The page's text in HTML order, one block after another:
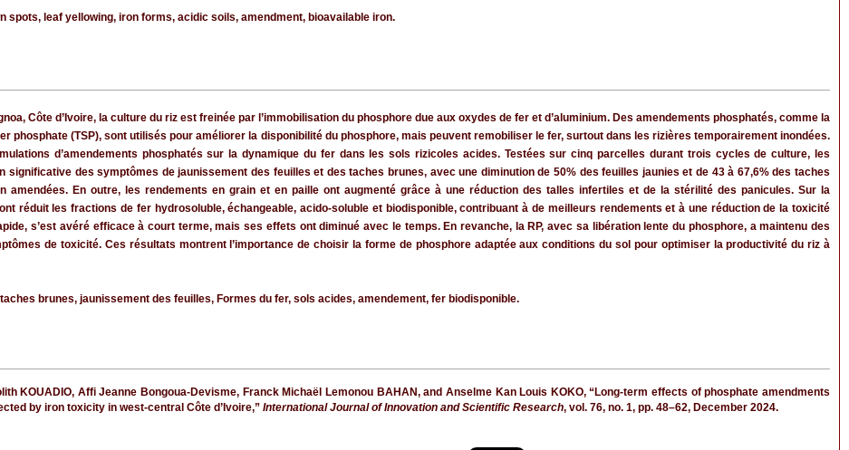
spots, leaf yellowing, iron forms, acidic soils, amendment, bioavailable iron.
Côte d’Ivoire, la culture du riz est freinée par l’immobilisation du phosphore due aux oxydes de fer et d’aluminium. Des amendements phosphatés, comme la
phosphate (TSP), sont utilisés pour améliorer la disponibilité du phosphore, mais peuvent remobiliser le fer, surtout dans les rizières temporairement inondées.
d’amendements phosphatés sur la dynamique du fer dans les sols rizicoles acides. Testées sur cinq parcelles durant trois cycles de culture, les
significative des symptômes de jaunissement des feuilles et des taches brunes, avec une diminution de 50% des feuilles jaunies et de 43 à 67,6% des taches
amendées. En outre, les rendements en grain et en paille ont augmenté grâce à une réduction des talles infertiles et de la stérilité des panicules. Sur la
réduit les fractions de fer hydrosoluble, échangeable, acido-soluble et biodisponible, contribuant à de meilleurs rendements et à une réduction de la toxicité
s’est avéré efficace à court terme, mais ses effets ont diminué avec le temps. En revanche, la RP, avec sa libération lente du phosphore, a maintenu des
de toxicité. Ces résultats montrent l’importance de choisir la forme de phosphore adaptée aux conditions du sol pour optimiser la productivité du riz à
brunes, jaunissement des feuilles, Formes du fer, sols acides, amendement, fer biodisponible.
KOUADIO, Affi Jeanne Bongoua-Devisme, Franck Michaël Lemonou BAHAN, and Anselme Kan Louis KOKO, “Long-term effects of phosphate amendments
by iron toxicity in west-central Côte d’Ivoire,” International Journal of Innovation and Scientific Research, vol. 76, no. 1, pp. 48–62, December 2024.